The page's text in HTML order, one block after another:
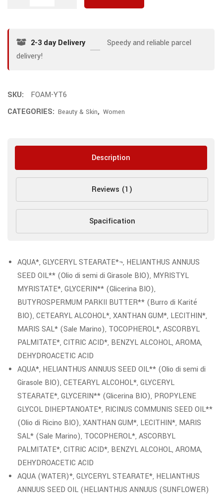
2-3 day Delivery
Speedy and reliable parcel
delivery!
SKU:
FOAM-YT6
CATEGORIES: Beauty & Skin, Women
Description
Reviews (1)
Spacification
AQUA*, GLYCERYL STEARATE*¬, HELIANTHUS ANNUUS
SEED OIL** (Olio di semi di Girasole BIO), MYRISTYL
MYRISTATE*, GLYCERIN** (Glicerina BIO),
BUTYROSPERMUM PARKII BUTTER** (Burro di Karité
BIO), CETEARYL ALCOHOL*, XANTHAN GUM*, LECITHIN*,
MARIS SAL* (Sale Marino), TOCOPHEROL*, ASCORBYL
PALMITATE*, CITRIC ACID*, BENZYL ALCOHOL, AROMA,
DEHYDROACETIC ACID
AQUA*, HELIANTHUS ANNUUS SEED OIL** (Olio di semi di
Girasole BIO), CETEARYL ALCOHOL*, GLYCERYL
STEARATE*, GLYCERIN** (Glicerina BIO), PROPYLENE
GLYCOL DIHEPTANOATE*, RICINUS COMMUNIS SEED OIL**
(Olio di Ricino BIO), XANTHAN GUM*, LECITHIN*, MARIS
SAL* (Sale Marino), TOCOPHEROL*, ASCORBYL
PALMITATE*, CITRIC ACID*, BENZYL ALCOHOL, AROMA,
DEHYDROACETIC ACID
AQUA (WATER)*, GLYCERYL STEARATE*, HELIANTHUS
ANNUUS SEED OIL (HELIANTHUS ANNUUS (SUNFLOWER)